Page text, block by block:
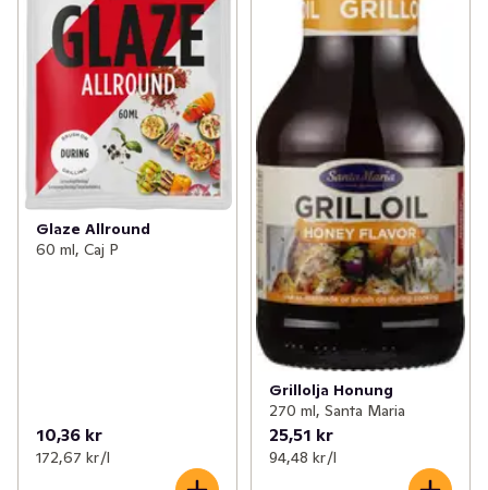
Glaze Allround
60 ml, Caj P
10,36 kr
172,67 kr /l
Grillolja Honung
270 ml, Santa Maria
25,51 kr
94,48 kr /l